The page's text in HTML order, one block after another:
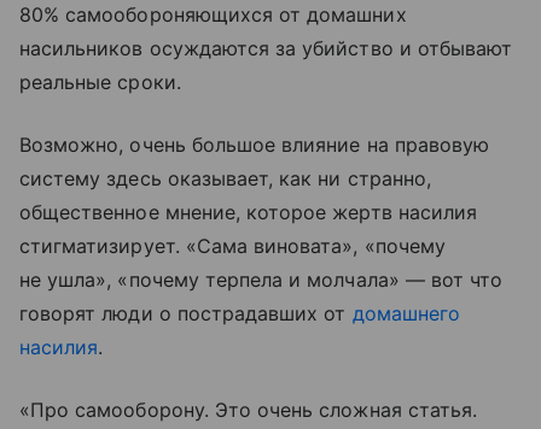
80% самообороняющихся от домашних
насильников осуждаются за убийство и отбывают
реальные сроки.
Возможно, очень большое влияние на правовую
систему здесь оказывает, как ни странно,
общественное мнение, которое жертв насилия
стигматизирует. «Сама виновата», «почему
не ушла», «почему терпела и молчала» — вот что
говорят люди о пострадавших от домашнего
насилия.
«Про самооборону. Это очень сложная статья.